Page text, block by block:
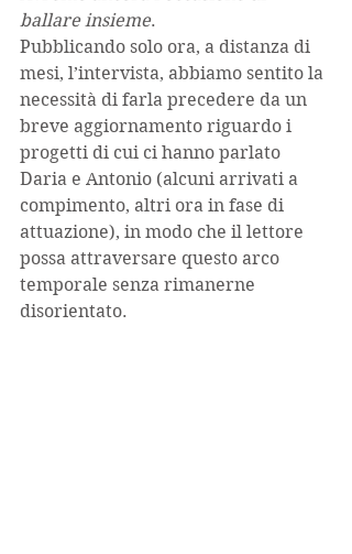
ballare insieme.
Pubblicando solo ora, a distanza di
mesi, l’intervista, abbiamo sentito la
necessità di farla precedere da un
breve aggiornamento riguardo i
progetti di cui ci hanno parlato
Daria e Antonio (alcuni arrivati a
compimento, altri ora in fase di
attuazione), in modo che il lettore
possa attraversare questo arco
temporale senza rimanerne
disorientato.